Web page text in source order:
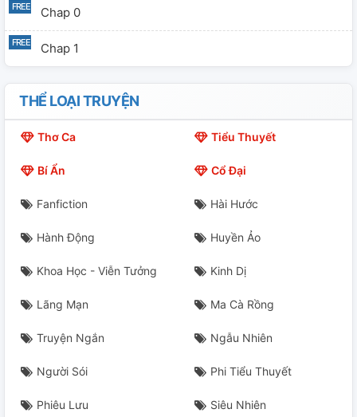
Chap 0
Chap 1
THỂ LOẠI TRUYỆN
Thơ Ca Tiểu Thuyết
Bí Ẩn Cổ Đại
Fanfiction Hài Hước
Hành Động Huyền Ảo
Khoa Học - Viễn Tưởng Kinh Dị
Lãng Mạn Ma Cà Rồng
Truyện Ngắn Ngẫu Nhiên
Người Sói Phi Tiểu Thuyết
Phiêu Lưu Siêu Nhiên